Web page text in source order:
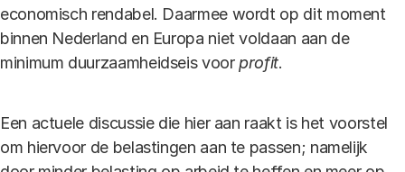
economisch rendabel. Daarmee wordt op dit moment
binnen Nederland en Europa niet voldaan aan de
minimum duurzaamheidseis voorprofit.
Een actuele discussie die hier aan raakt is het voorstel
om hiervoor de belastingen aan te passen; namelijk